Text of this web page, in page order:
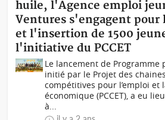
huile, l'Agence emploi
Ventures s'engagent pour
et l'insertion de 1500
l'initiative du PCCET
Le lancement de Programme
initié par le Projet des
compétitives pour l’emploi et
économique (PCCET), a eu
à...